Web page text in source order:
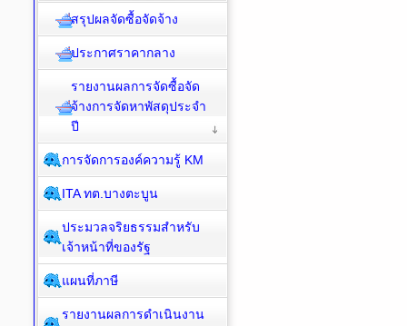
สรุปผลจัดซื้อจัดจ้าง
ประกาศราคากลาง
รายงานผลการจัดซื้อจัด
จ้างการจัดหาพัสดุประจำ
ปี
การจัดการองค์ความรู้ KM
ITA ทต.บางตะบูน
ประมวลจริยธรรมสำหรับ
เจ้าหน้าที่ของรัฐ
แผนที่ภาษี
รายงานผลการดำเนินงาน